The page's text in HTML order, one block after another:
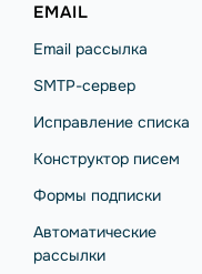
EMAIL
Email рассылка
SMTP-сервер
Исправление списка
Конструктор писем
Формы подписки
Автоматические
рассылки